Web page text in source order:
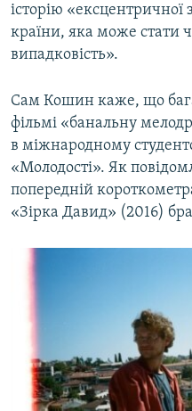
історію «ексцентричної
країни, яка може стати
випадковість».
Сам Кошин каже, що
фільмі «банальну
в міжнародному
«Молодості». Як
попередній
«Зірка Давид» (2016)